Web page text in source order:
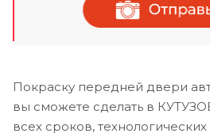
Покраску передней двери
вы сможете сделать в
всех сроков,